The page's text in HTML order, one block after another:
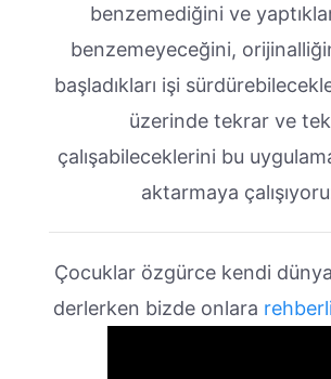
benzemediğini ve
benzemeyeceğini,
başladıkları işi
üzerinde tekrar ve
çalışabileceklerini bu
aktarmaya
Çocuklar özgürce kendi
derlerken bizde onlara